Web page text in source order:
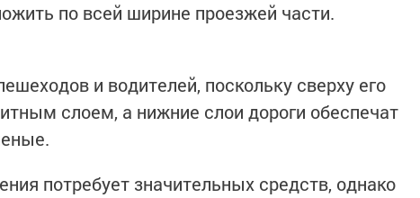
по всей ширине проезжей части.
и водителей, поскольку сверху его
слоем, а нижние слои дороги обеспечат
потребует значительных средств, однако